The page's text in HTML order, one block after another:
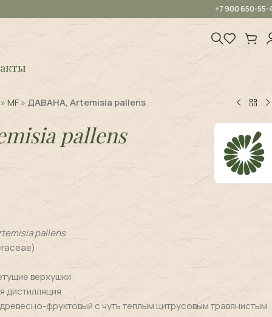
+7 900 650-55-
»MF» ДАВАНА, Artemisia pallens
pallens
pallens
верхушки
дистилляция
фруктовый с чуть теплым цитрусовым травянистым